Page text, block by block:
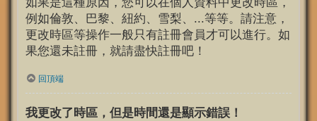
例如倫敦、巴黎、紐約、雪梨、...等等。請注意，
更改時區等操作一般只有註冊會員才可以進行。如
果您還未註冊，就請盡快註冊吧！
回頂端
我更改了時區，但是時間還是顯示錯誤！